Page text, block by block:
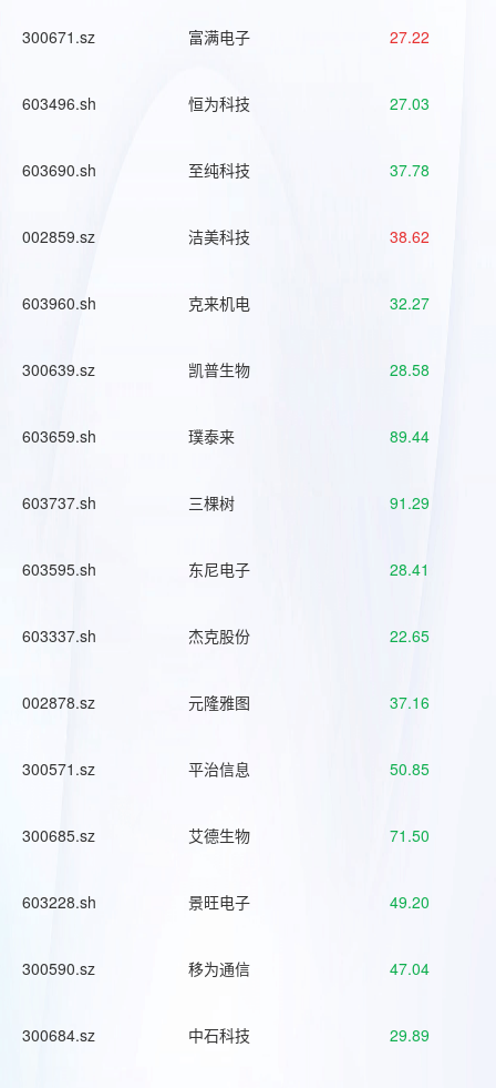
300671.sz 富满电子 27.22
603496.sh 恒为科技 27.03
603690.sh 至纯科技 37.78
002859.sz 洁美科技 38.62
603960.sh 克来机电 32.27
300639.sz 凯普生物 28.58
603659.sh 璞泰来 89.44
603737.sh 三棵树 91.29
603595.sh 东尼电子 28.41
603337.sh 杰克股份 22.65
002878.sz 元隆雅图 37.16
300571.sz 平治信息 50.85
300685.sz 艾德生物 71.50
603228.sh 景旺电子 49.20
300590.sz 移为通信 47.04
300684.sz 中石科技 29.89